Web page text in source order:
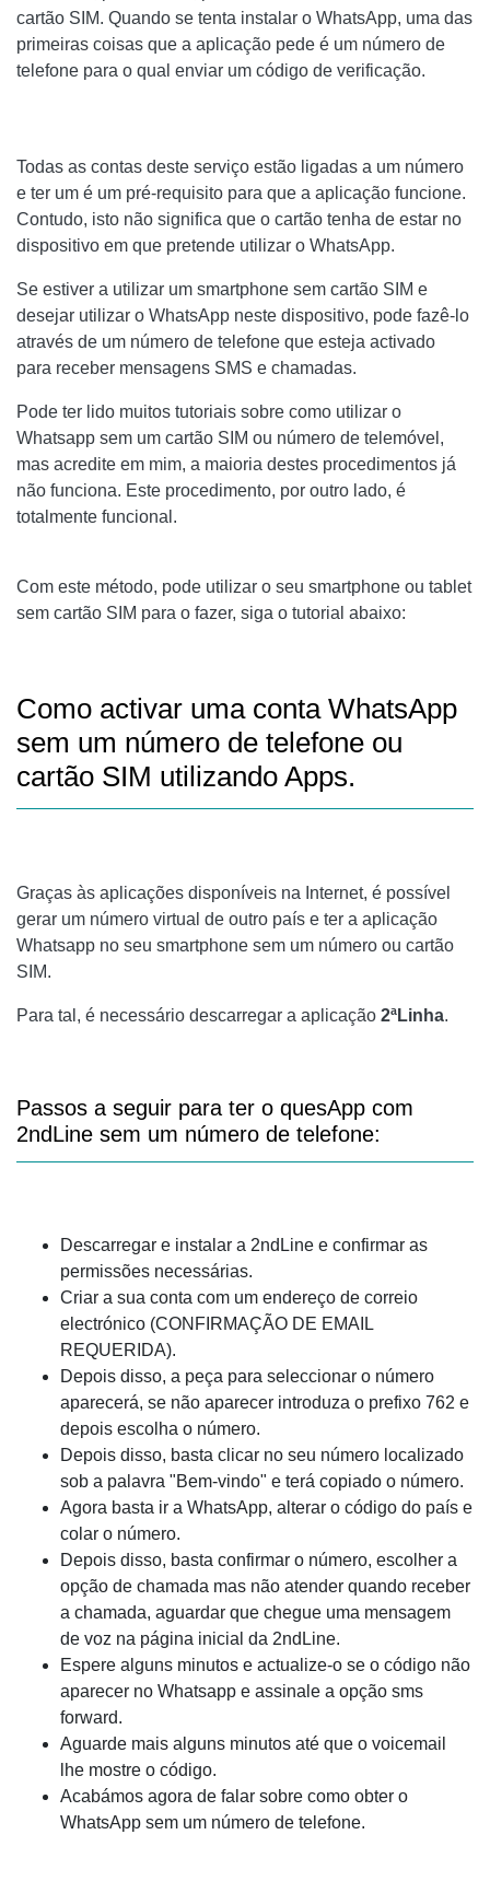
cartão SIM. Quando se tenta instalar o WhatsApp, uma das
primeiras coisas que a aplicação pede é um número de
telefone para o qual enviar um código de verificação.
Todas as contas deste serviço estão ligadas a um número
e ter um é um pré-requisito para que a aplicação funcione.
Contudo, isto não significa que o cartão tenha de estar no
dispositivo em que pretende utilizar o WhatsApp.
Se estiver a utilizar um smartphone sem cartão SIM e
desejar utilizar o WhatsApp neste dispositivo, pode fazê-lo
através de um número de telefone que esteja activado
para receber mensagens SMS e chamadas.
Pode ter lido muitos tutoriais sobre como utilizar o
Whatsapp sem um cartão SIM ou número de telemóvel,
mas acredite em mim, a maioria destes procedimentos já
não funciona. Este procedimento, por outro lado, é
totalmente funcional.
Com este método, pode utilizar o seu smartphone ou tablet
sem cartão SIM para o fazer, siga o tutorial abaixo:
Como activar uma conta WhatsApp
sem um número de telefone ou
cartão SIM utilizando Apps.
Graças às aplicações disponíveis na Internet, é possível
gerar um número virtual de outro país e ter a aplicação
Whatsapp no seu smartphone sem um número ou cartão
SIM.
Para tal, é necessário descarregar a aplicação 2ªLinha.
Passos a seguir para ter o quesApp com
2ndLine sem um número de telefone:
Descarregar e instalar a 2ndLine e confirmar as
permissões necessárias.
Criar a sua conta com um endereço de correio
electrónico (CONFIRMAÇÃO DE EMAIL
REQUERIDA).
Depois disso, a peça para seleccionar o número
aparecerá, se não aparecer introduza o prefixo 762 e
depois escolha o número.
Depois disso, basta clicar no seu número localizado
sob a palavra "Bem-vindo" e terá copiado o número.
Agora basta ir a WhatsApp, alterar o código do país e
colar o número.
Depois disso, basta confirmar o número, escolher a
opção de chamada mas não atender quando receber
a chamada, aguardar que chegue uma mensagem
de voz na página inicial da 2ndLine.
Espere alguns minutos e actualize-o se o código não
aparecer no Whatsapp e assinale a opção sms
forward.
Aguarde mais alguns minutos até que o voicemail
lhe mostre o código.
Acabámos agora de falar sobre como obter o
WhatsApp sem um número de telefone.